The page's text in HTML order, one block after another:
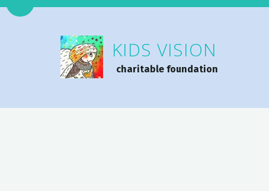
Перейти на версию для слабовидящих
KIDS VISION
charitable foundation